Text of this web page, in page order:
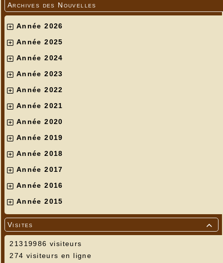
Archives des Nouvelles
Année 2026
Année 2025
Année 2024
Année 2023
Année 2022
Année 2021
Année 2020
Année 2019
Année 2018
Année 2017
Année 2016
Année 2015

Visites
21319986 visiteurs
274 visiteurs en ligne